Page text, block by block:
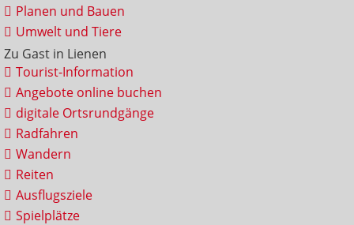
Planen und Bauen
Umwelt und Tiere
Zu Gast in Lienen
Tourist-Information
Angebote online buchen
digitale Ortsrundgänge
Radfahren
Wandern
Reiten
Ausflugsziele
Spielplätze